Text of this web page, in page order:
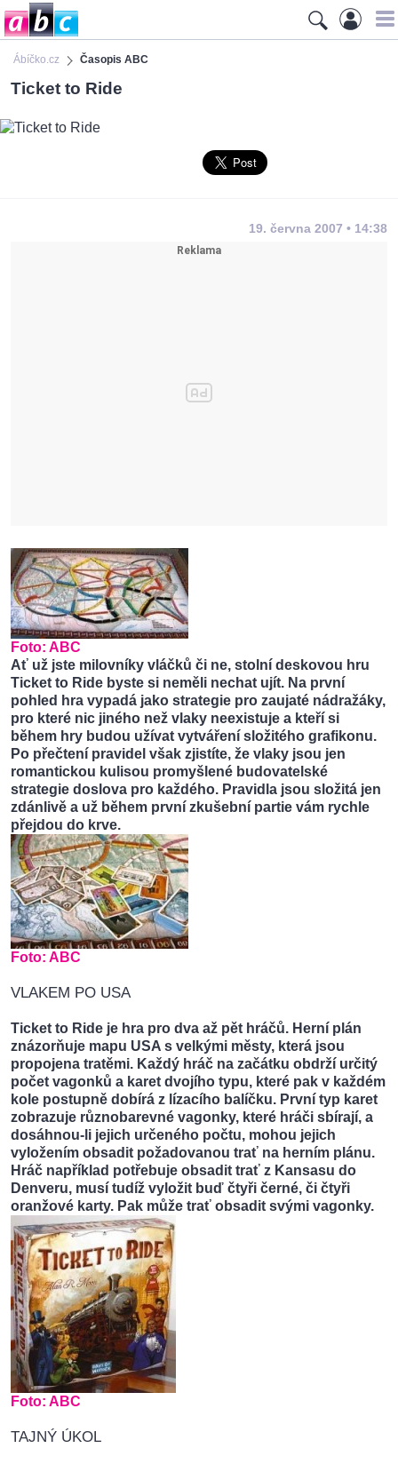
Ábíčko.cz Časopis ABC
Ticket to Ride
19. června 2007 • 14:38
Foto: ABC
Ať už jste milovníky vláčků či ne, stolní deskovou hru
Ticket to Ride byste si neměli nechat ujít. Na první
pohled hra vypadá jako strategie pro zaujaté nádražáky,
pro které nic jiného než vlaky neexistuje a kteří si
během hry budou užívat vytváření složitého grafikonu.
Po přečtení pravidel však zjistíte, že vlaky jsou jen
romantickou kulisou promyšlené budovatelské
strategie doslova pro každého. Pravidla jsou složitá jen
zdánlivě a už během první zkušební partie vám rychle
přejdou do krve.
Foto: ABC
VLAKEM PO USA
Ticket to Ride je hra pro dva až pět hráčů. Herní plán
znázorňuje mapu USA s velkými městy, která jsou
propojena tratěmi. Každý hráč na začátku obdrží určitý
počet vagonků a karet dvojího typu, které pak v každém
kole postupně dobírá z lízacího balíčku. První typ karet
zobrazuje různobarevné vagonky, které hráči sbírají, a
dosáhnou-li jejich určeného počtu, mohou jejich
vyložením obsadit požadovanou trať na herním plánu.
Hráč například potřebuje obsadit trať z Kansasu do
Denveru, musí tudíž vyložit buď čtyři černé, či čtyři
oranžové karty. Pak může trať obsadit svými vagonky.
Foto: ABC
TAJNÝ ÚKOL